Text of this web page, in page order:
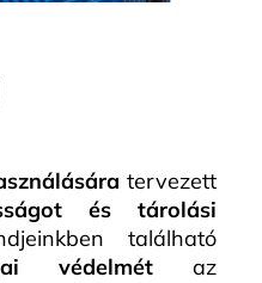
tervezett
és tárolási
található
védelmétaz